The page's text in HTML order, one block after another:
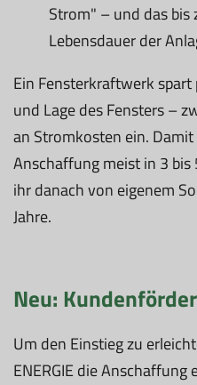
Strom" – und das bis
Lebensdauer der
Ein Fensterkraftwerk spart
und Lage des Fensters –
an Stromkosten ein.
Anschaffung meist in 3
ihr danach von eigenem
Jahre.
Neu:
Um den Einstieg zu
ENERGIE die